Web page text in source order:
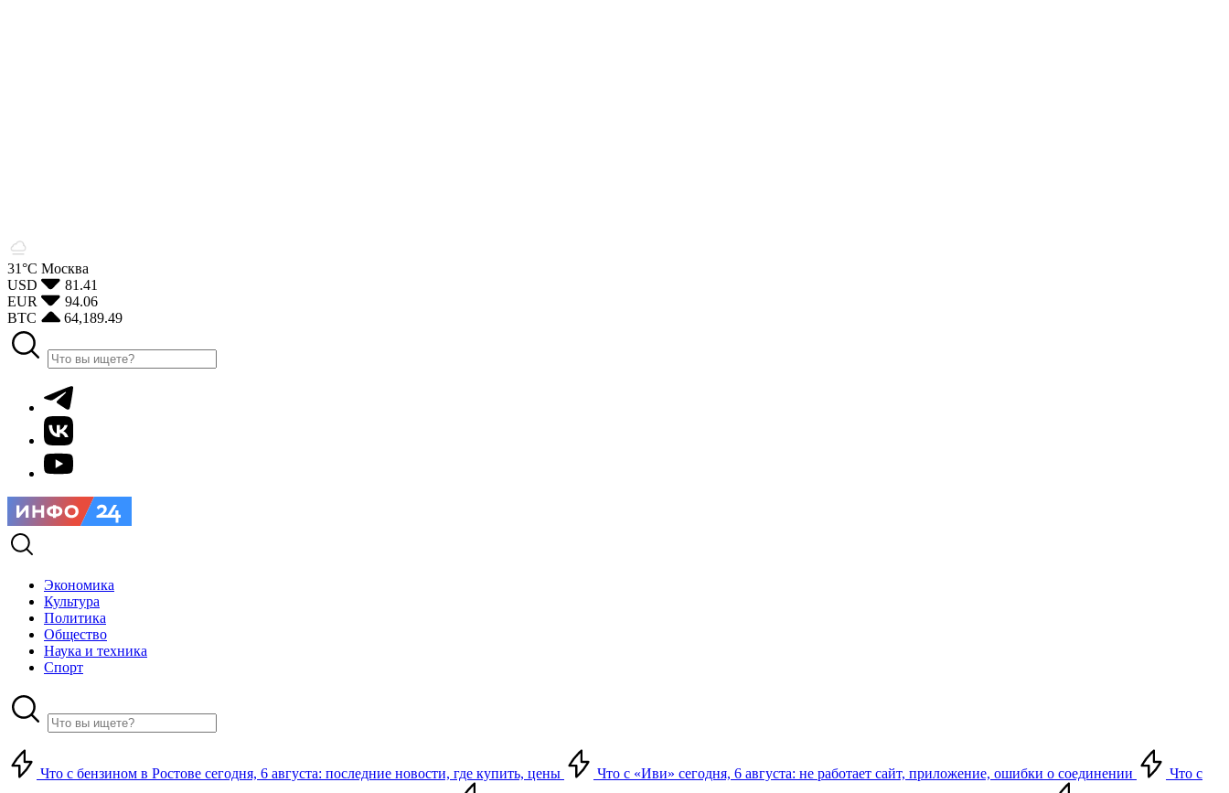
31°С Москва
USD
81.41
EUR
94.06
BTC
64,189.49
Экономика
Культура
Политика
Общество
Наука и техника
Спорт
Что с бензином в Ростове сегодня, 6 августа: последние новости, где купить, цены Что с «Иви» сегодня, 6 августа: не работает сайт, приложение, ошибки о соединении Что с